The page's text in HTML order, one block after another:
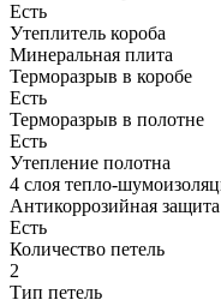
Есть
Утеплитель короба
Минеральная плита
Терморазрыв в коробе
Есть
Терморазрыв в полотне
Есть
Утепление полотна
4 слоя тепло-
Антикоррозийная защита
Есть
Количество петель
2
Тип петель